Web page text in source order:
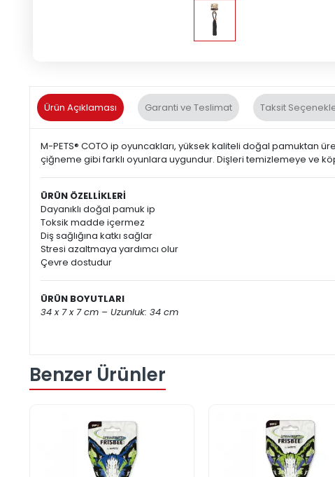
Ürün Açıklaması Garanti ve Teslimat Taksit
M-PETS® COTO ip oyuncakları, yüksek kaliteli doğal pamuktan
çiğneme gibi farklı oyunlara uygundur. Dişleri temizlemeye ve
ÜRÜN ÖZELLİKLERİ
Dayanıklı doğal pamuk ip
Toksik madde içermez
Diş sağlığına katkı sağlar
Stresi azaltmaya yardımcı olur
Çevre dostudur
ÜRÜN BOYUTLARI
34 x 7 x 7 cm – Uzunluk: 34 cm
Benzer Ürünler